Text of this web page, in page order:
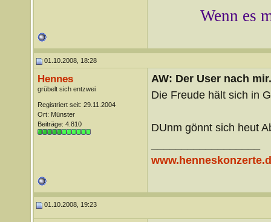
Wenn es
01.10.2008, 18:28
Hennes
grübelt sich entzwei
Registriert seit: 29.11.2004
Ort: Münster
Beiträge: 4.810
AW: Der User nach
Die Freude hält sich in
DUnm gönnt sich heut
01.10.2008, 19:23